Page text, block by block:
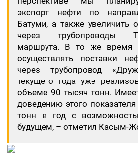
экспорт нефти по
Батуми, а также увеличить
через трубопроводы
маршрута. В то же время
осуществлять поставки
через трубопровод
текущего года уже
объеме 90 тысяч тонн.
доведению этого
тонн в год с
будущем, – отметил Касым-